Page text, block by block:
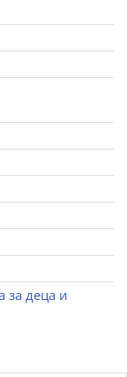
за деца и